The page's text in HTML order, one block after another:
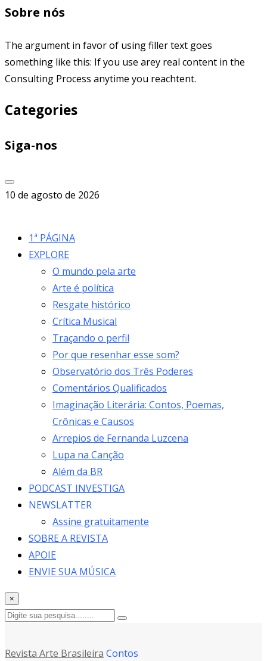
Sobre nós
The argument in favor of using filler text goes
something like this: If you use arey real content in the
Consulting Process anytime you reachtent.
Categories
Siga-nos
10 de agosto de 2026
1ª PÁGINA
EXPLORE
O mundo pela arte
Arte é política
Resgate histórico
Crítica Musical
Traçando o perfil
Por que resenhar esse som?
Observatório dos Três Poderes
Comentários Qualificados
Imaginação Literária: Contos, Poemas,
Crônicas e Causos
Arrepios de Fernanda Luzcena
Lupa na Canção
Além da BR
PODCAST INVESTIGA
NEWSLATTER
Assine gratuitamente
SOBRE A REVISTA
APOIE
ENVIE SUA MÚSICA
×
Revista Arte Brasileira Contos